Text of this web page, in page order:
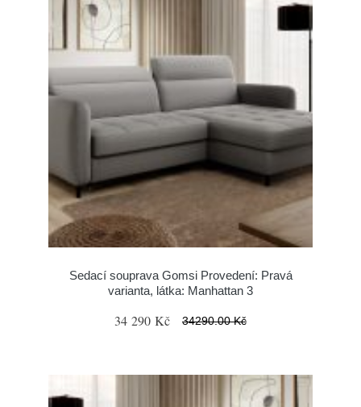
Sedací souprava Gomsi Provedení: Pravá
varianta, látka: Manhattan 3
34 290 Kč 34290.00 Kč